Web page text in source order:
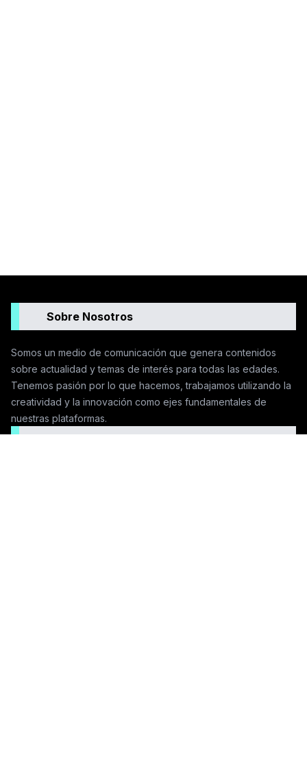
Sobre Nosotros
Somos un medio de comunicación que genera contenidos
sobre actualidad y temas de interés para todas las edades.
Tenemos pasión por lo que hacemos, trabajamos utilizando la
creatividad y la innovación como ejes fundamentales de
nuestras plataformas.